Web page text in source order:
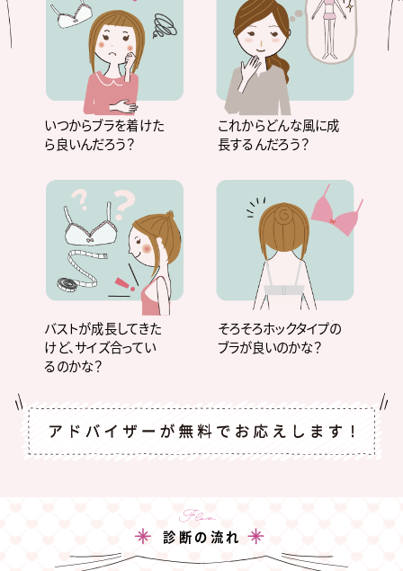
いつからブラを着けた
ら良いんだろう？
これからどんな風に成
長するんだろう？
バストが成長してきた
けど、サイズ合ってい
るのかな？
そろそろホックタイプの
ブラが良いのかな？
Flow
診断の流れ